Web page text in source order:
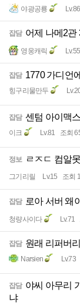
야광공룡 Lv.86
잡담 어제 나메2관
영웅캐릭 Lv.55
잡담 1770 가디언
힝구리물만두
잡담 센텀 아이맥
이크 Lv.81 조회
정보 ㄹㅈㄷ 컴알
그기리릴 Lv.15 조회
잡담 로아 서버 왜
청량사이다 Lv.71
잡담 원래 리퍼버
Narsien Lv.73
잡담 야씨 아무리
냐